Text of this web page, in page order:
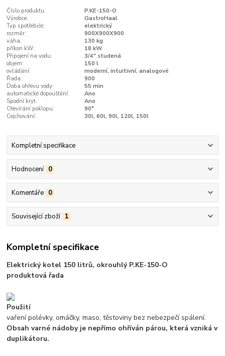
Číslo produktu:
P.KE-150-O
Výrobce:
GastroHaal
Typ spotřebiče:
elektrický
rozměr:
900X900X900
váha:
130 kg
příkon kW:
18 kW
Připojení na vodu:
3/4" studená
objem:
150 l
ovládání:
moderní, intuitivní, analogové
Řada:
900
Doba ohřevu vody:
55 min
automatické dopouštění:
Ano
Spodní kryt:
Ano
Otevírání poklopu:
90°
Cejchování:
30l, 60l, 90l, 120l, 150l
Kompletní specifikace
Hodnocení 0
Komentáře 0
Související zboží 1
Kompletní specifikace
Elektrický kotel 150 litrů, okrouhlý P.KE-150-O
produktová řada
Použití
vaření polévky, omáčky, maso, těstoviny bez nebezpečí spálení.
Obsah varné nádoby je nepřímo ohříván párou, která vzniká v
duplikátoru.